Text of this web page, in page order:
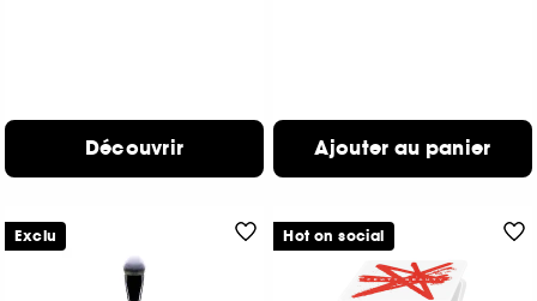
Découvrir Ajouter au panier
Exclu Hot on social